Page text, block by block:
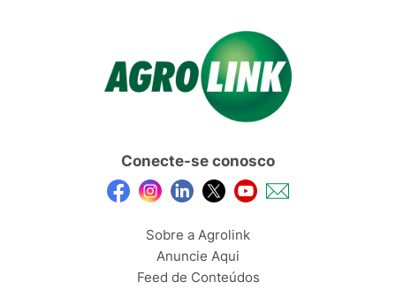
Conecte-se conosco
Sobre a Agrolink
Anuncie Aqui
Feed de Conteúdos